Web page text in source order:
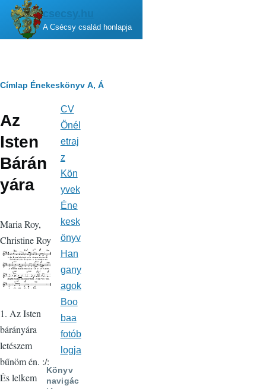
Ugrás a tartalomra
csecsy.hu
A Csécsy család honlapja
Morzsa
Címlap Énekeskönyv A, Á
Az
Isten
Bárán
yára
Maria Roy,
Christine Roy
1. Az Isten
bárányára
letészem
bűnöm én. :/:
És lelkem
navigáció
CV
Önél
etraj
z
Kön
yvek
Éne
kesk
önyv
Han
gany
agok
Boo
baa
fotób
logja
Könyv
navigác